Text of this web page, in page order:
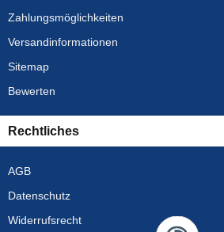
Zahlungsmöglichkeiten
Versandinformationen
Sitemap
Bewerten
Rechtliches
AGB
Datenschutz
Widerrufsrecht